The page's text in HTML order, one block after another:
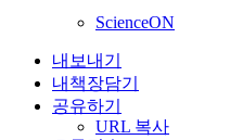
ScienceON
내보내기
내책장담기
공유하기
URL 복사